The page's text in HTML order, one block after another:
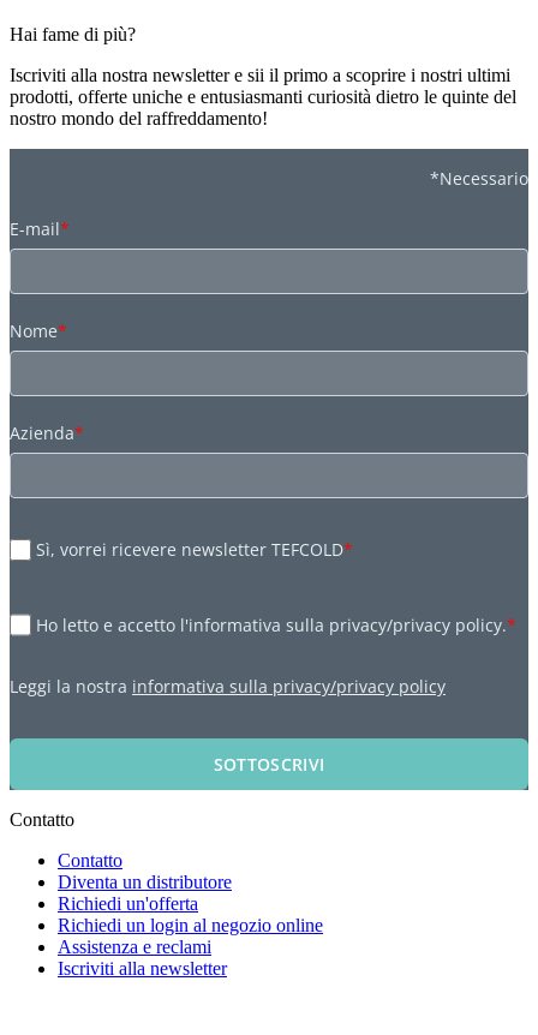
Hai fame di più?
Iscriviti alla nostra newsletter e sii il primo a scoprire i nostri ultimi
prodotti, offerte uniche e entusiasmanti curiosità dietro le quinte del
nostro mondo del raffreddamento!
*Necessario
E-mail*
Nome*
Azienda*
Sì, vorrei ricevere newsletter TEFCOLD*
Ho letto e accetto l'informativa sulla privacy/privacy policy.*
Leggi la nostra informativa sulla privacy/privacy policy
SOTTOSCRIVI
Contatto
Contatto
Diventa un distributore
Richiedi un'offerta
Richiedi un login al negozio online
Assistenza e reclami
Iscriviti alla newsletter